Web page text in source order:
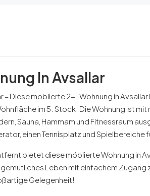
In Avsallar
– Diese möblierte 2+1 Wohnung in
im 5. Stock. Die Wohnung ist
Sauna, Hammam und Fitnessraum
einen Tennisplatz und Spielbereiche
bietet diese möblierte Wohnung in
Leben mit einfachem Zugang
Gelegenheit!